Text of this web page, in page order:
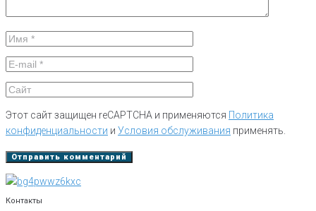
Этот сайт защищен reCAPTCHA и применяются Политика
конфиденциальности и Условия обслуживания применять.
Контакты